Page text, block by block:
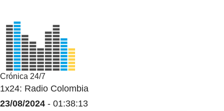
Crónica 24/7
1x24: Radio Colombia
23/08/2024 - 01:38:13